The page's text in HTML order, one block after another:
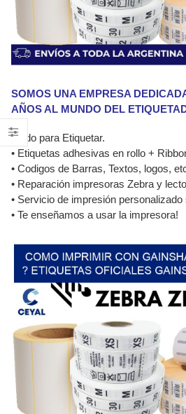
SOMOS UNA EMPRESA
AÑOS AL MUNDO DEL
•Todo para Etiquetar.
• Etiquetas adhesivas en rollo +
• Codigos de Barras, Textos, logos,
• Reparación impresoras Zebra y
• Servicio de impresión
• Te enseñamos a usar la impresora!